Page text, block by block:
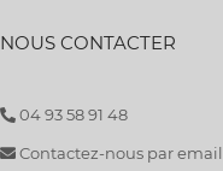
NOUS CONTACTER
04 93 58 91 48
Contactez-nous par email